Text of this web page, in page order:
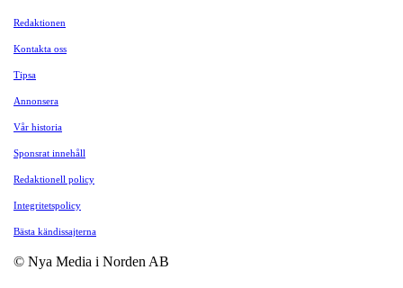
Redaktionen
Kontakta oss
Tipsa
Annonsera
Vår historia
Sponsrat innehåll
Redaktionell policy
Integritetspolicy
Bästa kändissajterna
© Nya Media i Norden AB